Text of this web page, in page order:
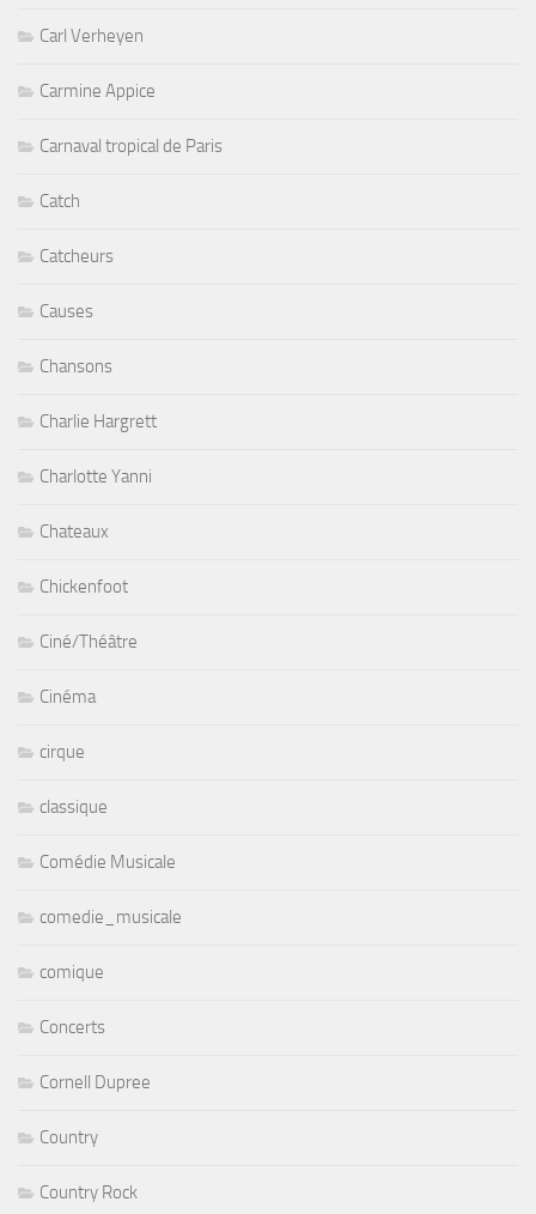
Carl Verheyen
Carmine Appice
Carnaval tropical de Paris
Catch
Catcheurs
Causes
Chansons
Charlie Hargrett
Charlotte Yanni
Chateaux
Chickenfoot
Ciné/Théâtre
Cinéma
cirque
classique
Comédie Musicale
comedie_musicale
comique
Concerts
Cornell Dupree
Country
Country Rock